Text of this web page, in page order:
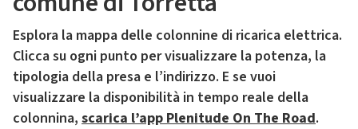
Esplora la mappa delle colonnine di ricarica elettrica.
Clicca su ogni punto per visualizzare la potenza, la
tipologia della presa e l’indirizzo. E se vuoi
visualizzare la disponibilità in tempo reale della
colonnina, scarica l’app Plenitude On The Road.